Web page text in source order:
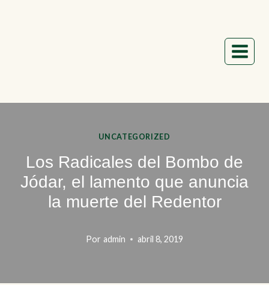
UNCATEGORIZED
Los Radicales del Bombo de
Jódar, el lamento que anuncia
la muerte del Redentor
Por admin abril 8, 2019